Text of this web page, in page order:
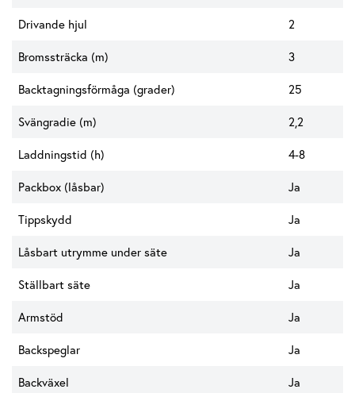
Drivande hjul 2
Bromssträcka (m) 3
Backtagningsförmåga (grader) 25
Svängradie (m) 2,2
Laddningstid (h) 4-8
Packbox (låsbar) Ja
Tippskydd Ja
Låsbart utrymme under säte Ja
Ställbart säte Ja
Armstöd Ja
Backspeglar Ja
Backväxel Ja